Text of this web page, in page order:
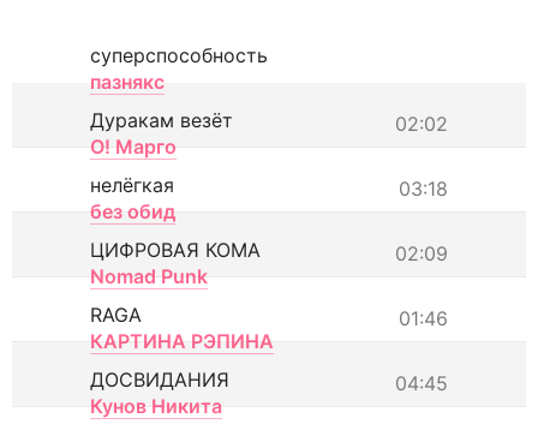
суперспособность
пазнякс
02:02
Дуракам везёт
О! Марго
03:18
нелёгкая
без обид
02:09
ЦИФРОВАЯ КОМА
Nomad Punk
01:46
RAGA
КАРТИНА РЭПИНА
04:45
ДОСВИДАНИЯ
Кунов Никита